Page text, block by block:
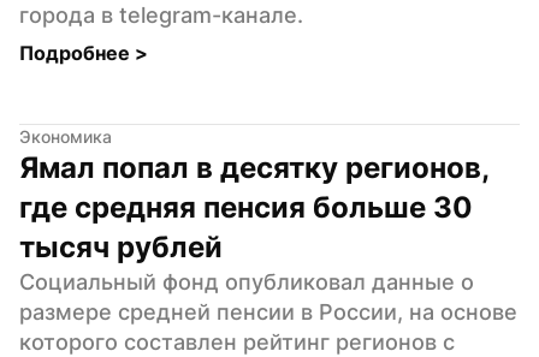
города в telegram-канале.
Подробнее >
Экономика
Ямал попал в десятку регионов,
где средняя пенсия больше 30
тысяч рублей
Социальный фонд опубликовал данные о
размере средней пенсии в России, на основе
которого составлен рейтинг регионов с